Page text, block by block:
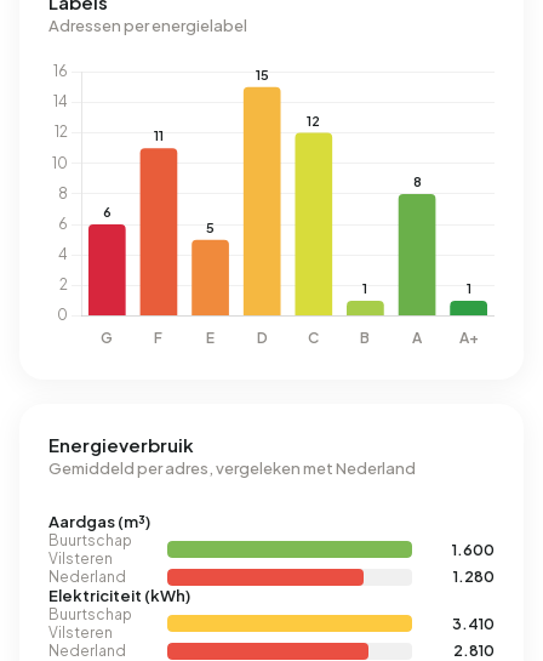
Adressen per energielabel
Energieverbruik
Gemiddeld per adres, vergeleken met Nederland
Aardgas (m³)
Buurtschap
Vilsteren
1.600
Nederland
1.280
Elektriciteit (kWh)
Buurtschap
Vilsteren
3.410
Nederland
2.810